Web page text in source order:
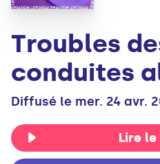
Troubles
conduites
Diffusé le mer. 24 avr.
Lire